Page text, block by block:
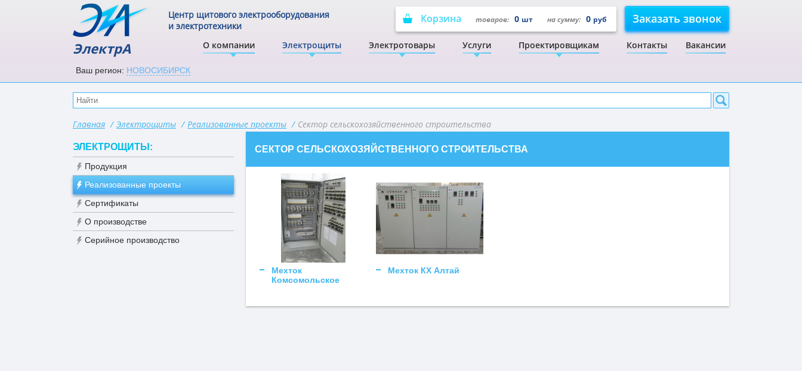
ЭлектрА
Корзина товаров: 0 шт на сумму: 0 руб Заказать звонок
О компании Электрощиты Электротовары Услуги Проектировщикам Контакты Вакансии
Центр щитового электрооборудования
и электротехники
Ваш регион: НОВОСИБИРСК
Главная / Электрощиты / Реализованные проекты / Сектор сельскохозяйственного строительства
ЭЛЕКТРОЩИТЫ:
Продукция
Реализованные проекты
Сертификаты
О производстве
Серийное производство
СЕКТОР СЕЛЬСКОХОЗЯЙСТВЕННОГО СТРОИТЕЛЬСТВА
Мехток
Комсомольское
Мехток КХ Алтай